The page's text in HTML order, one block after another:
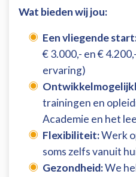
Wat bieden wij jou:
Een vliegende
€ 3.000,- en €
ervaring)
trainingen en
Academie en het
Flexibiliteit:Werk
soms zelfs vanuit
Gezondheid:We